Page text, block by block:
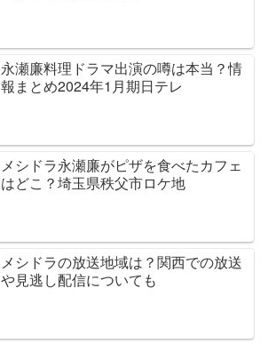
永瀬廉料理ドラマ出演の噂は本当？情
報まとめ2024年1月期日テレ
メシドラ永瀬廉がピザを食べたカフェ
はどこ？埼玉県秩父市ロケ地
メシドラの放送地域は？関西での放送
や見逃し配信についても